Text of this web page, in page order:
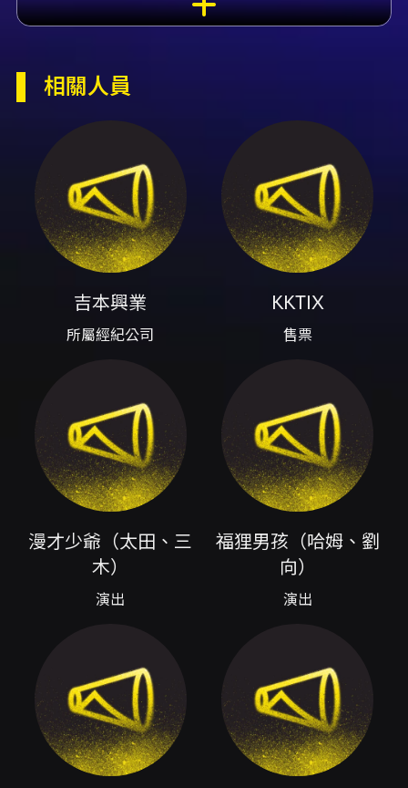
演出團隊
向）、特別來賓夏普&大寶（天空豆腐）、演出
夏普&大寶（天空豆腐）
活動簡介 爆笑漫才與有趣企劃的綜合演出，號稱
最正宗的日式喜劇與豐富節目內容，現場保證給
予觀眾歡樂時光。演出無中場休息，長度約70分
鐘，建議12歲以上觀眾入場。 演出陣容 - 漫才少
爺（太田、三木）：來自日本最大喜劇公司「吉
式漫才表演者。 - 福狸男孩（哈姆、劉向）：
2024年成軍的新組合。 - 特別來賓：夏普&大寶
（組合「天空豆腐」）。 時間與地點 - 演出時
（卡米地 Live Comedy Club Taipei） - 地
址：台北市中山區復興北路480號 票價與購票 -
一般票：TWD$600 - 購票管道：KKTIX、全台
全家便利商店（現場購票亦可，現場購票每筆限
購4張） - 全家取票：線上購票每筆最多4張，每
筆酌收取票手續費TWD$30（於全家繳費） - 付
虛擬帳號 退換票與取票說明 - 本活動依文化部
「藝文表演票券定型化契約」第六項採用方案
（不含演出日）。如透過全家當日取票者因可即
換票規定。 - 建議結帳時填寫之聯絡電子郵件避
免使用 Yahoo 或 Hotmail，以免收不到訂單通
知信。 其他資訊 - 座位與桌次：購票請依欲入座
之桌次購買票種；活動當天依票券上的桌次分桌
入座，同一桌為自由入座。B3-B29 為圓桌，每
桌5人；B30、B32 為方桌，每座6人。 - 主辦單
相關人員
吉本興業
所屬經紀公司
KKTIX
售票
漫才少爺（太田、三
木）
演出
福狸男孩（哈姆、劉
向）
演出